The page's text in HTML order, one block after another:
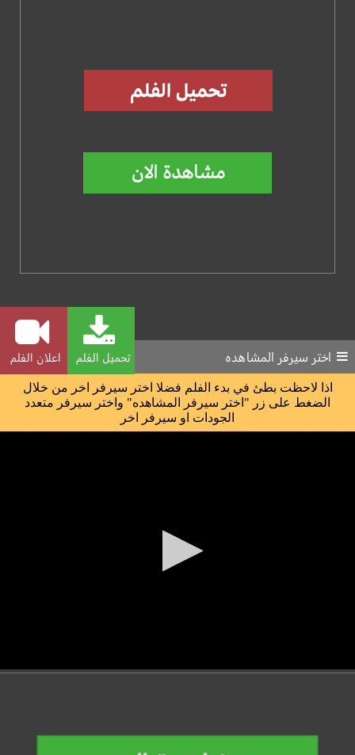
تحميل الفلم اعلان الفلم اختر سيرفر المشاهده
اذا لاحظت بطئ في بدء الفلم فضلا اختر سيرفر اخر من خلال
الضغط على زر "اختر سيرفر المشاهده" واختر سيرفر متعدد
الجودات او سيرفر اخر